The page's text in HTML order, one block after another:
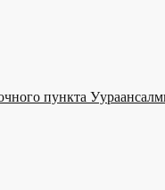
пункта